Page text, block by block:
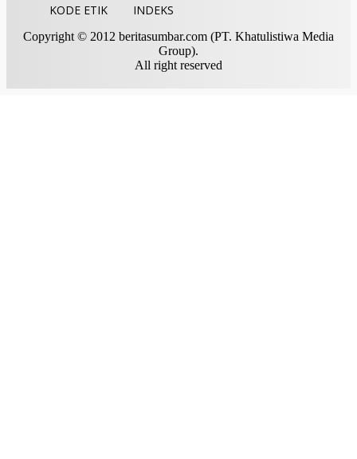
KODE ETIK INDEKS
Copyright © 2012 beritasumbar.com (PT. Khatulistiwa Media
Group).
All right reserved